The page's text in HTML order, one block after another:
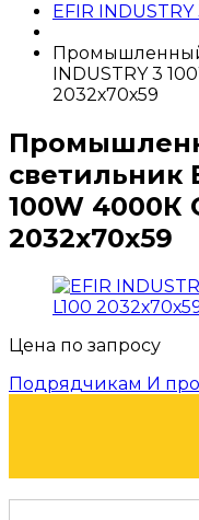
EFIR INDUSTRY
INDUSTRY 3
2032х70х59
светильник
100W 4000К
2032х70х59
Цена по запросу
Подрядчикам И